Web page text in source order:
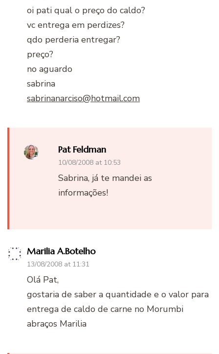
oi pati qual o preço do caldo?
vc entrega em perdizes?
qdo perderia entregar?
preço?
no aguardo
sabrina
sabrinanarciso@hotmail.com
Pat Feldman
10/08/2008 at 10:53
Sabrina, já te mandei as
informações!
Marilia A.Botelho
13/08/2008 at 11:31
Olá Pat,
gostaria de saber a quantidade e o valor para
entrega de caldo de carne no Morumbi
abraços Marilia